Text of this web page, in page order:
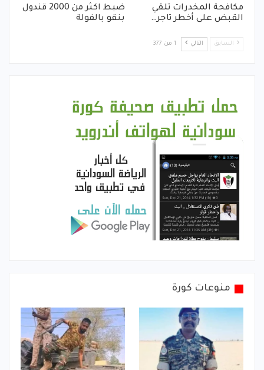
مكافحة المخدرات تلقي
القبض على أخطر تاجر…
ضبط اكثر من 2000 قندول
بنقو بالفولة
السابق التالي 1 من 377
منوعات كورة